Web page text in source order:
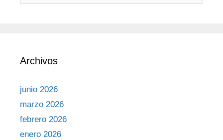
Archivos
junio 2026
marzo 2026
febrero 2026
enero 2026